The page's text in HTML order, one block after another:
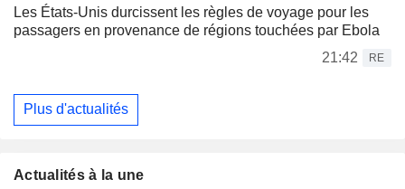
Les États-Unis durcissent les règles de voyage pour les
passagers en provenance de régions touchées par Ebola
21:42
RE
Plus d'actualités
Actualités à la une